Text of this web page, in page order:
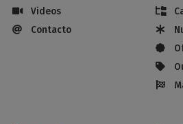
Videos
Contacto